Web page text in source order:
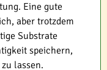
Eine gute
aber trotzdem
Substrate
speichern,
lassen.